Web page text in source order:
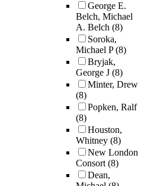
George E.
Belch, Michael
A. Belch (8)
Soroka,
Michael P(8)
Bryjak,
George J (8)
Minter, Drew
(8)
Popken, Ralf
(8)
Houston,
Whitney (8)
New London
Consort(8)
Dean,